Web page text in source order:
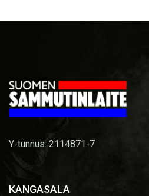
Y-tunnus: 2114871-7
KANGASALA